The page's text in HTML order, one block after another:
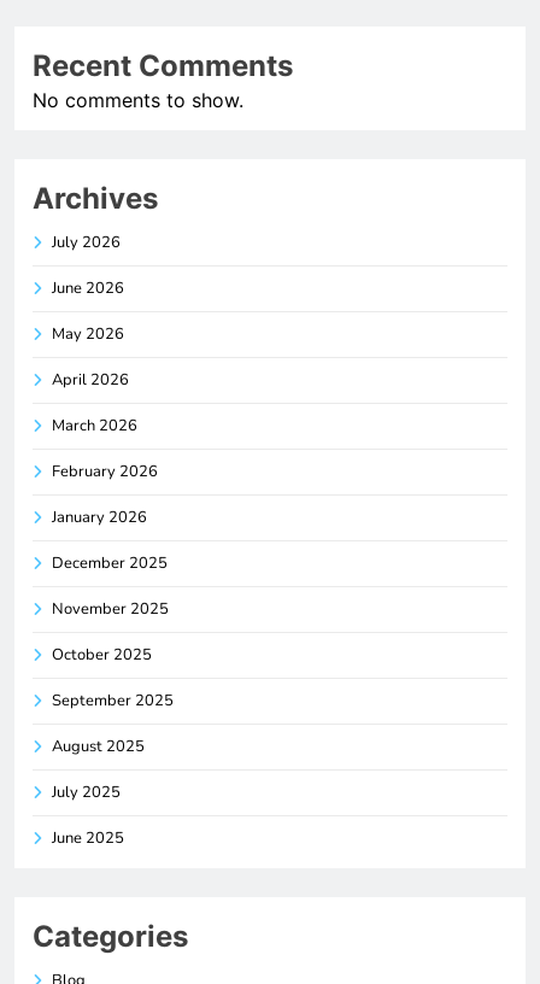
Recent Comments
No comments to show.
Archives
July 2026
June 2026
May 2026
April 2026
March 2026
February 2026
January 2026
December 2025
November 2025
October 2025
September 2025
August 2025
July 2025
June 2025
Categories